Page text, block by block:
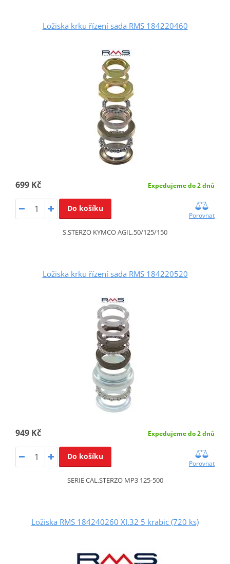
Ložiska krku řízení sada RMS 184220460
699 Kč Expedujeme do 2 dnů
Do košíku
Porovnat
S.STERZO KYMCO AGIL.50/125/150
Ložiska krku řízení sada RMS 184220520
949 Kč Expedujeme do 2 dnů
Do košíku
Porovnat
SERIE CAL.STERZO MP3 125-500
Ložiska RMS 184240260 XI.32 5 krabic (720 ks)